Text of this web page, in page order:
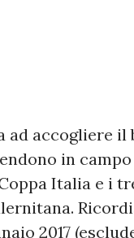
accogliere il
in
Italia e i
2017